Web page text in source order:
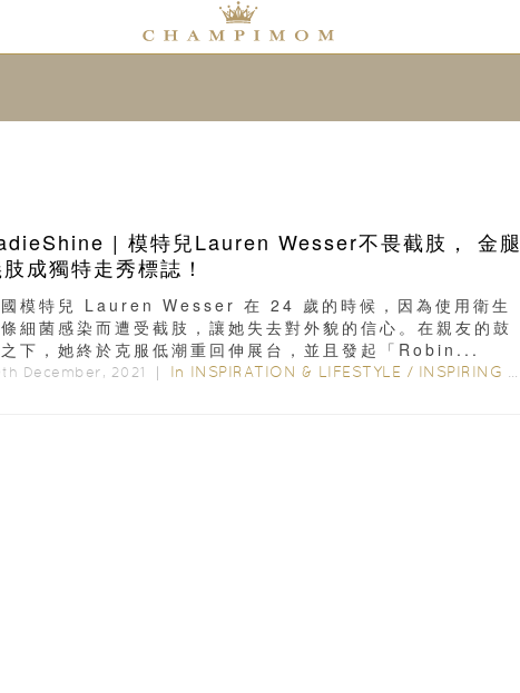
| 模特兒Lauren Wesser不畏截肢， 金腿
成獨特走秀標誌！
模特兒 Lauren Wesser 在 24 歲的時候，因為使用衛生
細菌感染而遭受截肢，讓她失去對外貌的信心。在親友的鼓
下，她終於克服低潮重回伸展台，並且發起「Robin...
December, 2021 ｜ In INSPIRATION & LIFESTYLE / INSPIRING STORIES